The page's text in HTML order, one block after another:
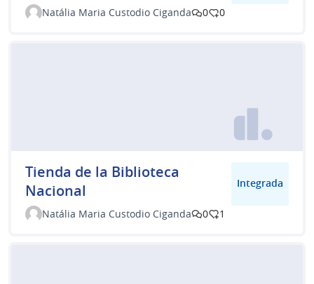
Natália Maria Custodio Ciganda
0 0
Tienda de la Biblioteca
Nacional
Integrada
Natália Maria Custodio Ciganda 0 1